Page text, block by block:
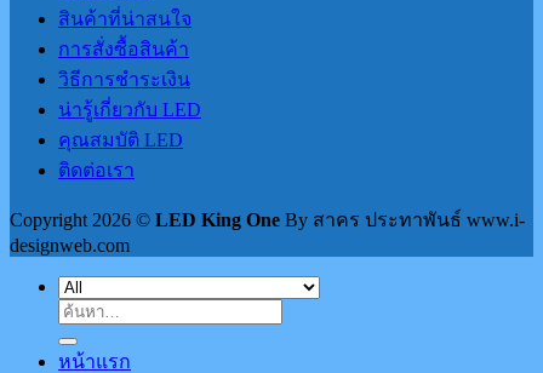
สินค้าที่น่าสนใจ
การสั่งซื้อสินค้า
วิธีการชำระเงิน
น่ารู้เกี่ยวกับ LED
คุณสมบัติ LED
ติดต่อเรา
Copyright 2026 © LED King One By สาคร ประทาพันธ์ www.i-
designweb.com
ค้นหา:
หน้าแรก